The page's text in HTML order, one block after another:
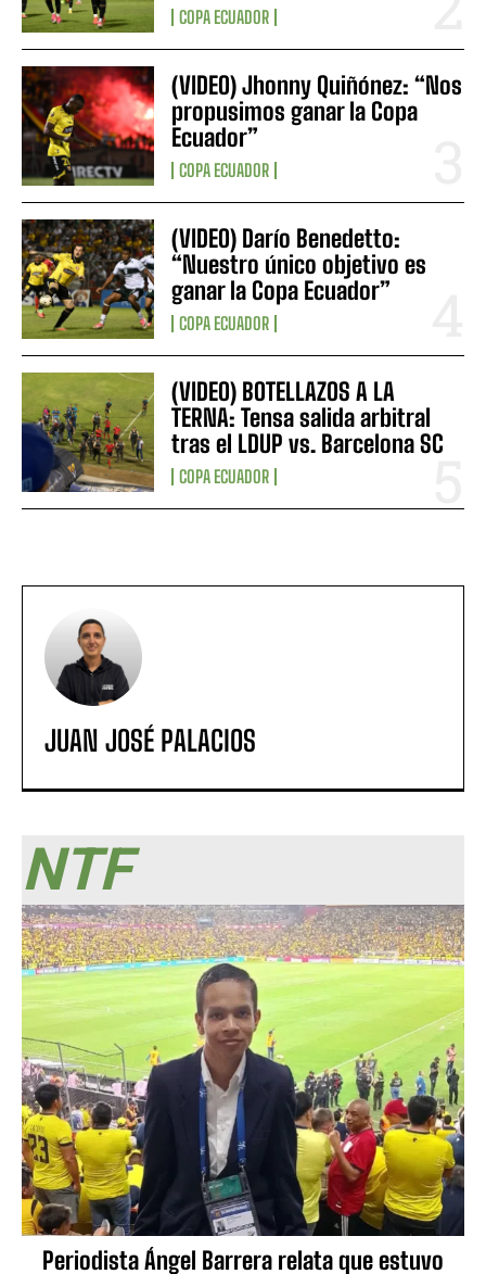
COPA ECUADOR
(VIDEO) Jhonny Quiñónez: “Nos
propusimos ganar la Copa
Ecuador”
COPA ECUADOR
(VIDEO) Darío Benedetto:
“Nuestro único objetivo es
ganar la Copa Ecuador”
COPA ECUADOR
(VIDEO) BOTELLAZOS A LA
TERNA: Tensa salida arbitral
tras el LDUP vs. Barcelona SC
COPA ECUADOR
JUAN JOSÉ PALACIOS
NTF
Periodista Ángel Barrera relata que estuvo